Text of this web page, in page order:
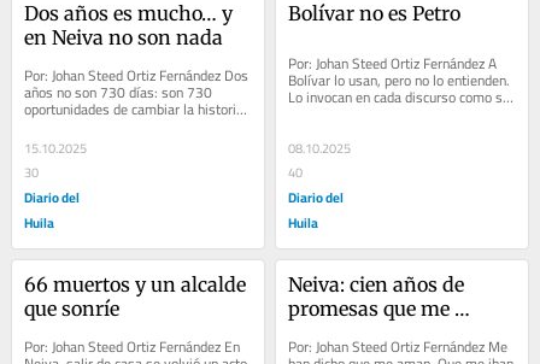
Dos años es mucho… y
en Neiva no son nada
Por: Johan Steed Ortiz Fernández Dos
años no son 730 días: son 730
oportunidades de cambiar la historia.
De hacer lo correcto, de corregir lo
mal...
15.10.2025
30
Diario del
Huila
Bolívar no es Petro
Por: Johan Steed Ortiz Fernández A
Bolívar lo usan, pero no lo entienden.
Lo invocan en cada discurso como si
08.10.2025
40
Diario del
Huila
66 muertos y un alcalde
que sonríe
Por: Johan Steed Ortiz Fernández En
Neiva: cien años de
promesas que me
Por: Johan Steed Ortiz Fernández Me